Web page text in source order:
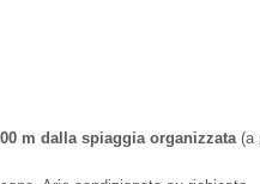
m dalla spiaggia organizzata(a